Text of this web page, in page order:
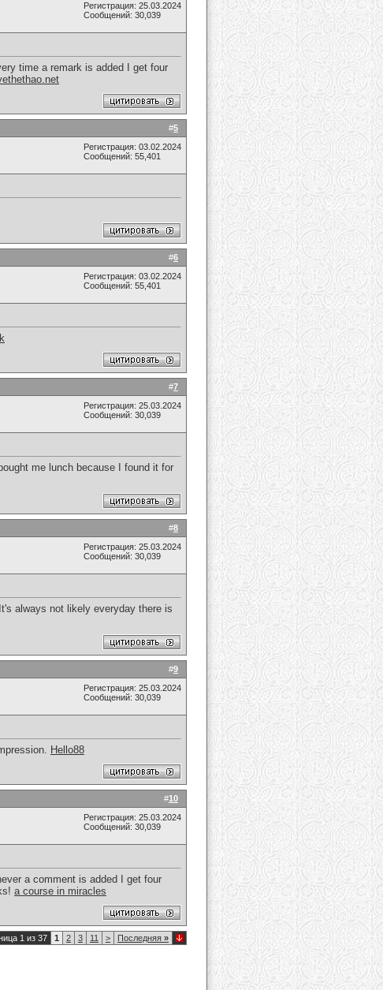
Регистрация: 25.03.2024
Сообщений: 30,039
time a remark is added I get four
#5
Регистрация: 03.02.2024
Сообщений: 55,401
#6
Регистрация: 03.02.2024
Сообщений: 55,401
#7
Регистрация: 25.03.2024
Сообщений: 30,039
me lunch because I found it for
#8
Регистрация: 25.03.2024
Сообщений: 30,039
always not likely everyday there is
#9
Регистрация: 25.03.2024
Сообщений: 30,039
Hello88
#10
Регистрация: 25.03.2024
Сообщений: 30,039
a comment is added I get four
a course in miracles
1 из 37 1 2 3 11 > Последняя »